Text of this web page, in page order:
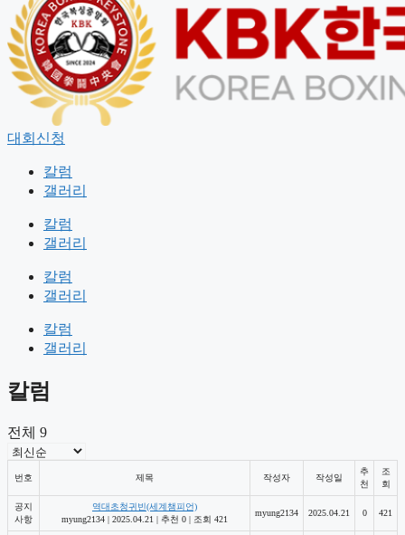
대회신청
협회소개
인사말
오시는 길
체육관등록신청
라이센스신청
대회참가신청(★라인센스가 없으시면 발급신청후 등록해주
세요) 라이센스 미소지시 계체량을 할수없으며 대진은 자동취
소 됩니다.
체급별 경기등록현황
선수 Point 관리
칼럼
갤러리
칼럼
갤러리
칼럼
갤러리
칼럼
갤러리
칼럼
전체 9
번호 제목 작성자 작성일
추
천
조
회
공지
사항
역대초청귀빈(세계챔피언)
myung2134 | 2025.04.21 | 추천 0 | 조회 421
myung2134 2025.04.21 0 421